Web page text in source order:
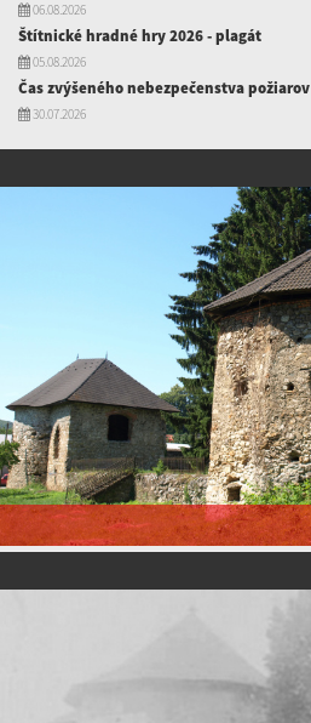
06.08.2026
Štítnické hradné hry 2026 - plagát
05.08.2026
Čas zvýšeného nebezpečenstva požiarov
30.07.2026